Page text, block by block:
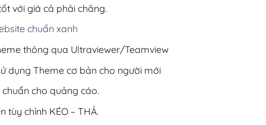
với giá cả phải chăng.
chuẩn xanh
thông qua Ultraviewer/Teamview
dụng Theme cơ bản cho người mới
chuẩn cho quảng cáo.
tùy chỉnh KÉO – THẢ.